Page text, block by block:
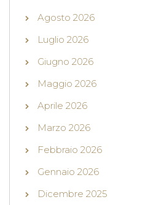
Agosto 2026
Luglio 2026
Giugno 2026
Maggio 2026
Aprile 2026
Marzo 2026
Febbraio 2026
Gennaio 2026
Dicembre 2025